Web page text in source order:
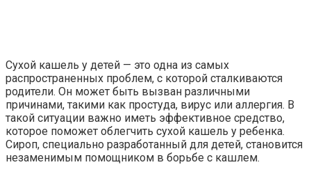
Сухой кашель у детей — это одна из самых
распространенных проблем, с которой сталкиваются
родители. Он может быть вызван различными
причинами, такими как простуда, вирус или аллергия. В
такой ситуации важно иметь эффективное средство,
которое поможет облегчить сухой кашель у ребенка.
Сироп, специально разработанный для детей, становится
незаменимым помощником в борьбе с кашлем.